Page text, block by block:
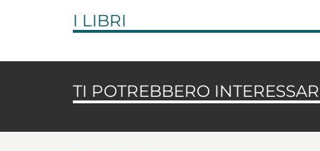
I LIBRI
TI POTREBBERO